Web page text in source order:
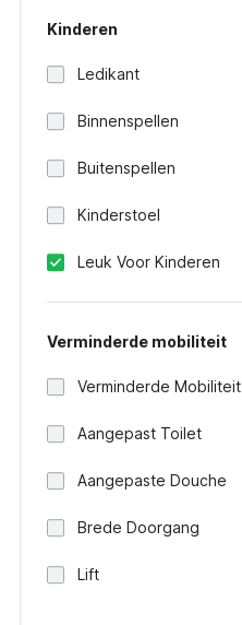
Kinderen
Ledikant
Binnenspellen
Buitenspellen
Kinderstoel
Leuk Voor Kinderen
Verminderde mobiliteit
Verminderde Mobiliteit
Aangepast Toilet
Aangepaste Douche
Brede Doorgang
Lift